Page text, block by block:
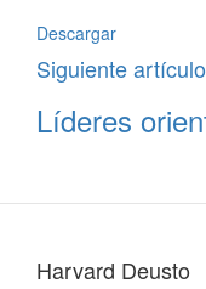
Descargar
Siguiente artículo
Líderes
Harvard Deusto